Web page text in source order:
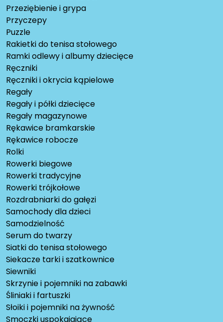
Przeziębienie i grypa
Przyczepy
Puzzle
Rakietki do tenisa stołowego
Ramki odlewy i albumy dziecięce
Ręczniki
Ręczniki i okrycia kąpielowe
Regały
Regały i półki dziecięce
Regały magazynowe
Rękawice bramkarskie
Rękawice robocze
Rolki
Rowerki biegowe
Rowerki tradycyjne
Rowerki trójkołowe
Rozdrabniarki do gałęzi
Samochody dla dzieci
Samodzielność
Serum do twarzy
Siatki do tenisa stołowego
Siekacze tarki i szatkownice
Siewniki
Skrzynie i pojemniki na zabawki
Śliniaki i fartuszki
Słoiki i pojemniki na żywność
Smoczki uspokajające